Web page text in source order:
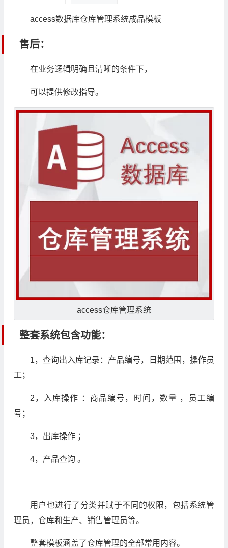
access数据库仓库管理系统成品模板
售后：
在业务逻辑明确且清晰的条件下，
可以提供修改指导。
access仓库管理系统
整套系统包含功能：
1，查询出入库记录：产品编号，日期范围，操作员
工；
2，入库操作 ：商品编号，时间，数量 ，员工编
号；
3，出库操作 ；
4，产品查询 。
用户也进行了分类并赋于不同的权限，包括系统管
理员，仓库和生产、销售管理员等。
整套模板涵盖了仓库管理的全部常用内容。